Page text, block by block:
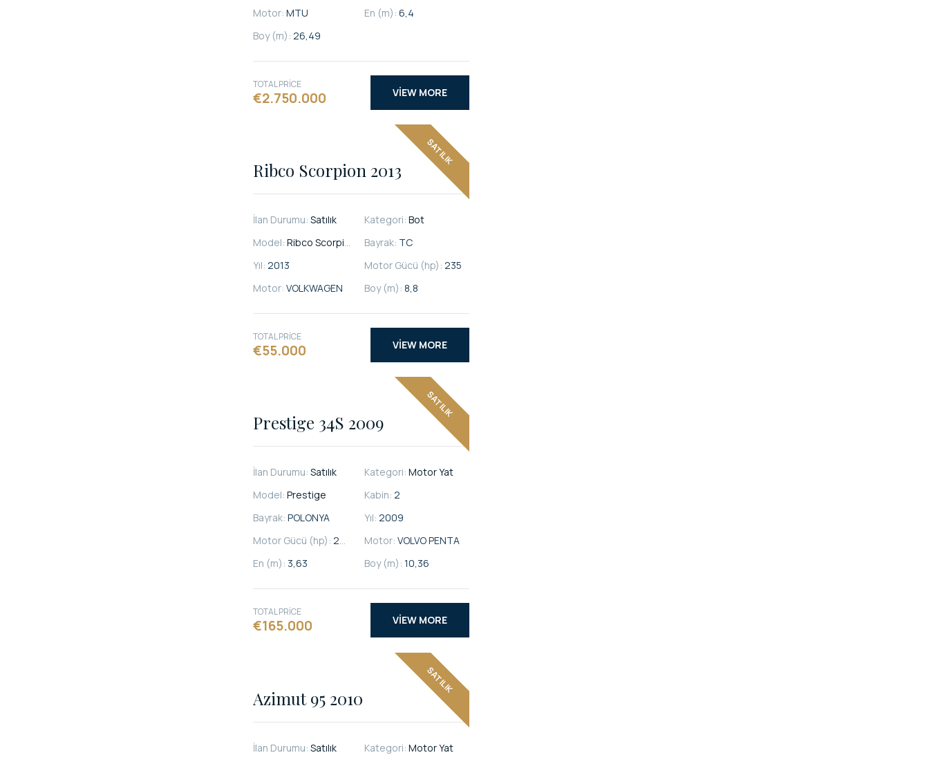
Motor: MTU En (m):6,4
Boy (m): 26,49
TOTAL PRICE
€2.750.000 VIEW MORE
SATILIK
Ribco Scorpion 2013
İlan Durumu: Satılık Kategori:Bot
Model: Ribco Scorpion Bayrak: TC
Yıl: 2013 Motor Gücü (hp):235
Motor: VOLKWAGEN Boy (m):8,8
TOTAL PRICE
€55.000 VIEW MORE
SATILIK
Prestige 34S 2009
İlan Durumu: Satılık Kategori:Motor Yat
Model: Prestige Kabin:2
Bayrak: POLONYA Yıl:2009
Motor Gücü (hp): 260 Motor:VOLVO PENTA
En (m): 3,63 Boy (m):10,36
TOTAL PRICE
€165.000 VIEW MORE
SATILIK
Azimut 95 2010
İlan Durumu: Satılık Kategori:Motor Yat